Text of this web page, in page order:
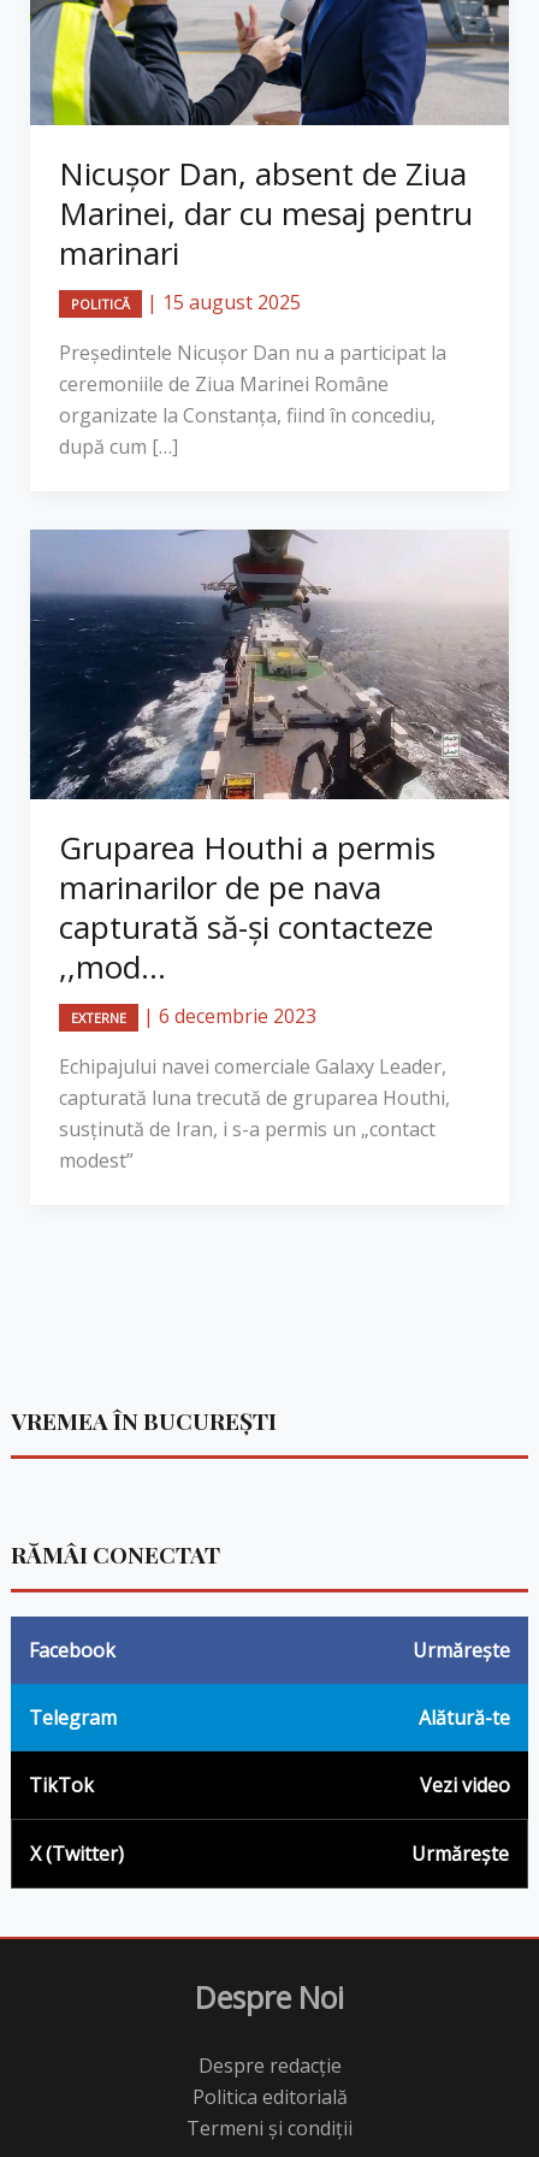
Nicușor Dan, absent de Ziua
Marinei, dar cu mesaj pentru
marinari
POLITICĂ | 15 august 2025
Președintele Nicușor Dan nu a participat la
ceremoniile de Ziua Marinei Române
organizate la Constanța, fiind în concediu,
după cum […]
Gruparea Houthi a permis
marinarilor de pe nava
capturată să-și contacteze
,,mod...
EXTERNE | 6 decembrie 2023
Echipajului navei comerciale Galaxy Leader,
capturată luna trecută de gruparea Houthi,
susținută de Iran, i s-a permis un „contact
modest”
VREMEA ÎN BUCUREȘTI
RĂMÂI CONECTAT
Facebook Urmărește
Telegram Alătură-te
TikTok Vezi video
X (Twitter) Urmărește
Despre Noi
Despre redacție
Politica editorială
Termeni și condiții